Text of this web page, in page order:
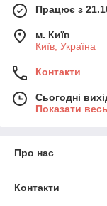
Працює з
м. Київ
Київ, Україна
Контакти
Сьогодні
Показати
Про нас
Контакти